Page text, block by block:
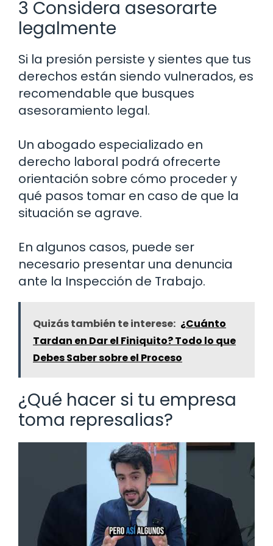
3 Considera asesorarte
legalmente
Si la presión persiste y sientes que tus
derechos están siendo vulnerados, es
recomendable que busques
asesoramiento legal.
Un abogado especializado en
derecho laboral podrá ofrecerte
orientación sobre cómo proceder y
qué pasos tomar en caso de que la
situación se agrave.
En algunos casos, puede ser
necesario presentar una denuncia
ante la Inspección de Trabajo.
Quizás también te interese: ¿Cuánto
Tardan en Dar el Finiquito? Todo lo que
Debes Saber sobre el Proceso
¿Qué hacer si tu empresa
toma represalias?